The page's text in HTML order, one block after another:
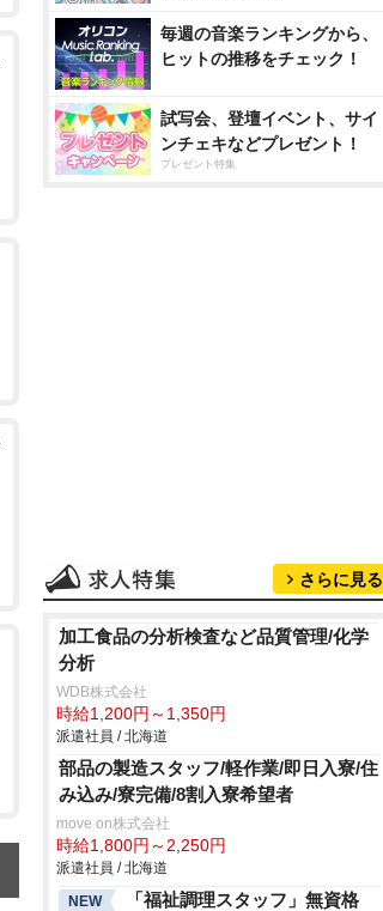
毎週の音楽ランキングから、
ヒットの推移をチェック！
試写会、登壇イベント、サイ
ンチェキなどプレゼント！
プレゼント特集
さらに見る
加工食品の分析検査など品質管理/化学
分析
WDB株式会社
時給1,200円～1,350円
派遣社員 / 北海道
部品の製造スタッフ/軽作業/即日入寮/住
み込み/寮完備/8割入寮希望者
move on株式会社
時給1,800円～2,250円
派遣社員 / 北海道
NEW
「福祉調理スタッフ」無資格